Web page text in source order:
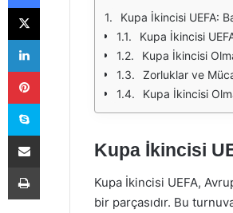
Kupa İkincisi UEFA:
Kupa İkincisi
Kupa İkincisi
Zorluklar ve
Kupa İkincisi
Kupa İkincisi
Kupa İkincisi UEFA,
bir parçasıdır. Bu
X
LinkedIn
Pinterest
Skype
E-Posta ile paylaş